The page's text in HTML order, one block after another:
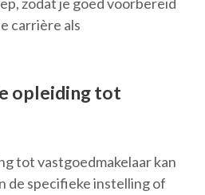
carrière als
opleiding tot
tot vastgoedmakelaar kan
de specifieke instelling of